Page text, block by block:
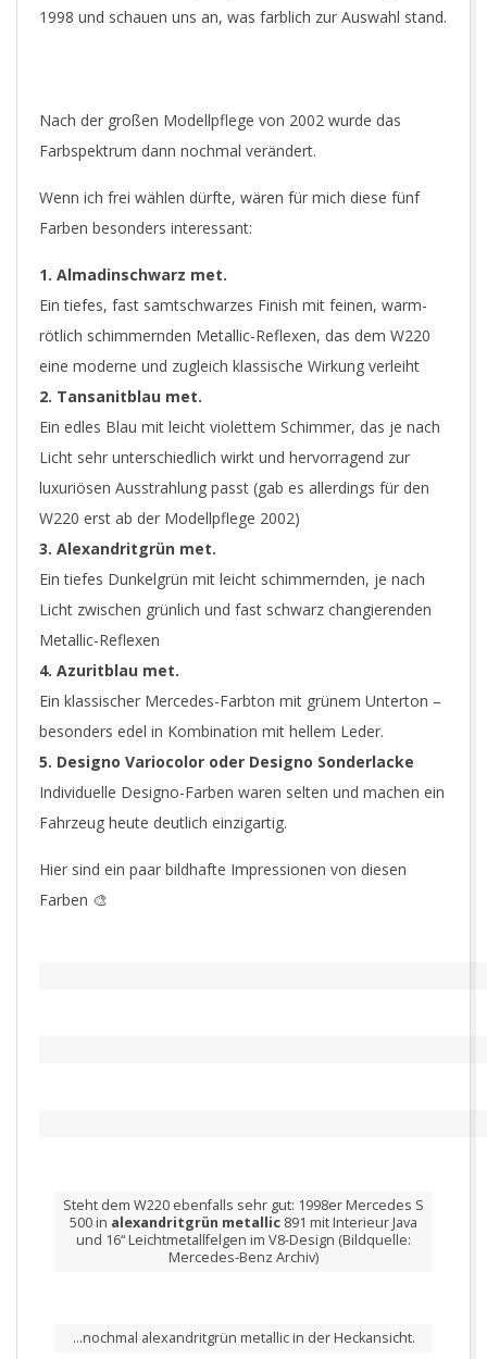
1998 und schauen uns an, was farblich zur Auswahl stand.
Nach der großen Modellpflege von 2002 wurde das
Farbspektrum dann nochmal verändert.
Wenn ich frei wählen dürfte, wären für mich diese fünf
Farben besonders interessant:
1. Almadinschwarz met.
Ein tiefes, fast samtschwarzes Finish mit feinen, warm-
rötlich schimmernden Metallic-Reflexen, das dem W220
eine moderne und zugleich klassische Wirkung verleiht
2. Tansanitblau met.
Ein edles Blau mit leicht violettem Schimmer, das je nach
Licht sehr unterschiedlich wirkt und hervorragend zur
luxuriösen Ausstrahlung passt (gab es allerdings für den
W220 erst ab der Modellpflege 2002)
3. Alexandritgrün met.
Ein tiefes Dunkelgrün mit leicht schimmernden, je nach
Licht zwischen grünlich und fast schwarz changierenden
Metallic-Reflexen
4. Azuritblau met.
Ein klassischer Mercedes-Farbton mit grünem Unterton –
besonders edel in Kombination mit hellem Leder.
5. Designo Variocolor oder Designo Sonderlacke
Individuelle Designo-Farben waren selten und machen ein
Fahrzeug heute deutlich einzigartig.
Hier sind ein paar bildhafte Impressionen von diesen
Farben 🎨
Steht dem W220 ebenfalls sehr gut: 1998er Mercedes S
500 in alexandritgrün metallic 891 mit Interieur Java
und 16“ Leichtmetallfelgen im V8-Design (Bildquelle:
Mercedes-Benz Archiv)
…nochmal alexandritgrün metallic in der Heckansicht.